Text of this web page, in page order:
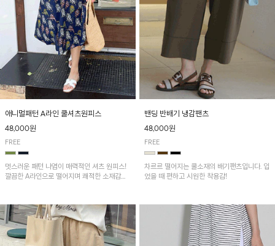
애니멀패턴 A라인 쿨셔츠원피스
48,000원
FREE
멋스러운 패턴 나염이 매력적인 셔츠 원피스!
깔끔한 A라인으로 떨어지며 쾌적한 소재감으
밴딩 반배기 냉감팬츠
48,000원
FREE
차르르 떨어지는 쿨소재의 배기팬츠입니다. 입
었을 때 편하고 시원한 착용감!